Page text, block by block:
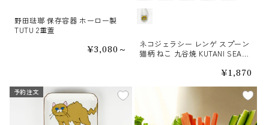
野田琺瑯 保存容器 ホーロー製
TUTU 2重蓋
通
¥3,080～
ネコジェラシー レンゲ スプーン
猫柄 ねこ 九谷焼 KUTANI SEAL
通
価
¥1,870
予約注文
予約注文